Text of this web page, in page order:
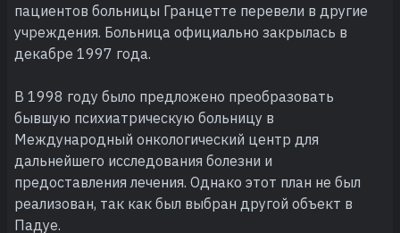
пациентов больницы Гранцетте перевели в другие
учреждения. Больница официально закрылась в
декабре 1997 года.
В 1998 году было предложено преобразовать
бывшую психиатрическую больницу в
Международный онкологический центр для
дальнейшего исследования болезни и
предоставления лечения. Однако этот план не был
реализован, так как был выбран другой объект в
Падуе.